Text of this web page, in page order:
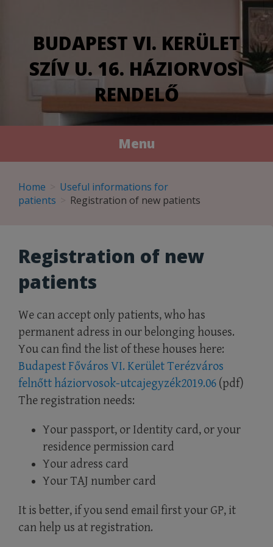
BUDAPEST VI. KERÜLET
SZÍV U. 16. HÁZIORVOSI
RENDELŐ
Menu
content
Home
Useful informations for
patients
Registration of new patients
Registration of new
patients
We can accept only patients, who has
permanent adress in our belonging houses.
You can find the list of these houses here:
Budapest Főváros VI. Kerület Terézváros
felnőtt háziorvosok-utcajegyzék2019.06 (pdf)
The registration needs:
Your passport, or Identity card, or your
residence permission card
Your adress card
Your TAJ number card
It is better, if you send email first your GP, it
can help us at registration.